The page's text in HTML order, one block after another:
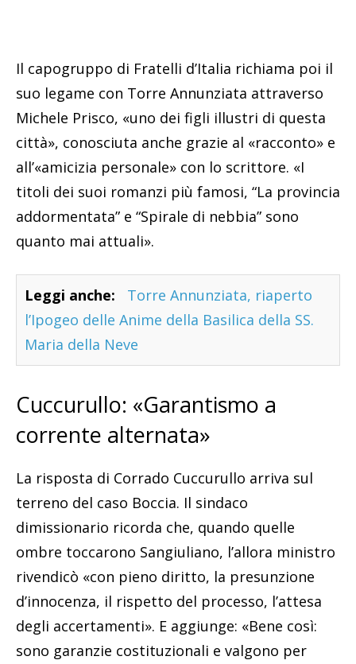
Il capogruppo di Fratelli d’Italia richiama poi il
suo legame con Torre Annunziata attraverso
Michele Prisco, «uno dei figli illustri di questa
città», conosciuta anche grazie al «racconto» e
all’«amicizia personale» con lo scrittore. «I
titoli dei suoi romanzi più famosi, “La provincia
addormentata” e “Spirale di nebbia” sono
quanto mai attuali».
Leggi anche:
Torre Annunziata, riaperto
l’Ipogeo delle Anime della Basilica della SS.
Maria della Neve
Cuccurullo: «Garantismo a
corrente alternata»
La risposta di Corrado Cuccurullo arriva sul
terreno del caso Boccia. Il sindaco
dimissionario ricorda che, quando quelle
ombre toccarono Sangiuliano, l’allora ministro
rivendicò «con pieno diritto, la presunzione
d’innocenza, il rispetto del processo, l’attesa
degli accertamenti». E aggiunge: «Bene così:
sono garanzie costituzionali e valgono per